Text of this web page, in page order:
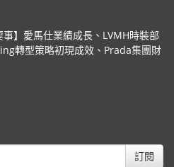
事】愛馬仕業績成長、LVMH時裝部
轉型策略初現成效、Prada集團財
訂閱